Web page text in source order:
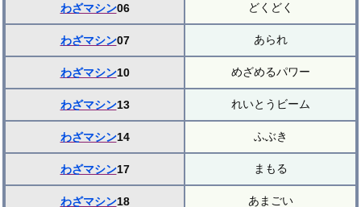
わざマシン06 どくどく
わざマシン07 あられ
わざマシン10 めざめるパワー
わざマシン13 れいとうビーム
わざマシン14 ふぶき
わざマシン17 まもる
わざマシン18 あまごい